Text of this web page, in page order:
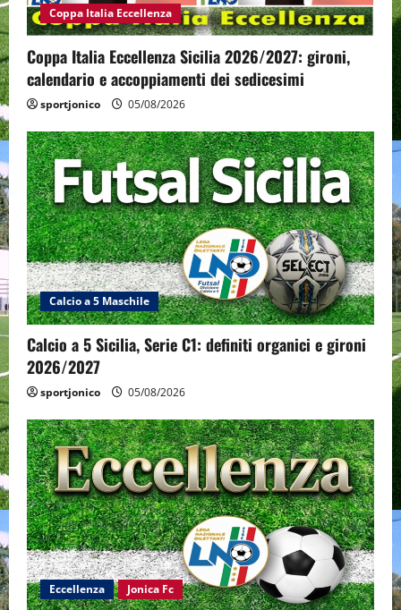
Coppa Italia Eccellenza
Coppa Italia Eccellenza Sicilia 2026/2027: gironi,
calendario e accoppiamenti dei sedicesimi
sportjonico 05/08/2026
Calcio a 5 Maschile
Calcio a 5 Sicilia, Serie C1: definiti organici e gironi
2026/2027
sportjonico 05/08/2026
Eccellenza Jonica Fc